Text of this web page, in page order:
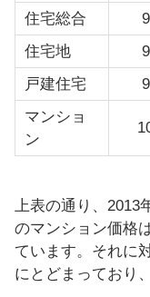
住宅総合
住宅地
戸建住宅
マンショ
ン
上表の通り、2013
のマンション価格
ています。それに
にとどまっており